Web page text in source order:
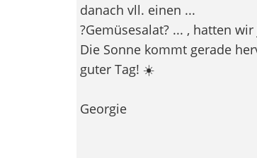
danach vll. einen ...
?Gemüsesalat? ... , hatten
Die Sonne kommt gerade
guter Tag! ☀️
Georgie